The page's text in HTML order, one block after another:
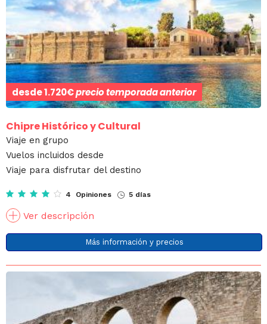
desde1.720€precio temporada anterior
Chipre Histórico y Cultural
Viaje en grupo
Vuelos incluidos desde
Viaje para disfrutar del destino
4 Opiniones 5 días
Ver descripción
Más información y precios